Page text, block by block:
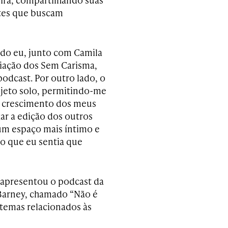
que buscam
eu, junto com Camila
dos Sem Carisma,
Por outro lado, o
solo, permitindo-me
dos meus
a edição dos outros
espaço mais íntimo e
que eu sentia que
o podcast da
chamado “Não é
relacionados às